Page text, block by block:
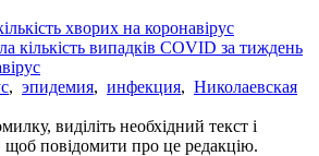
хворих на коронавірус
кількість випадків COVID за тиждень
, эпидемия, инфекция, Николаевская
виділіть необхідний текст і
щоб повідомити про це редакцію.